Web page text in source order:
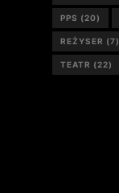
PPS (20)
REŻYSER (7)
TEATR (22)